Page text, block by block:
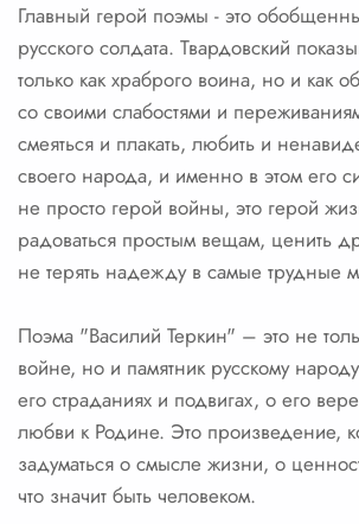
Главный герой поэмы - это
русского солдата. Твардовский
только как храброго воина, но и как
со своими слабостями и
смеяться и плакать, любить и
своего народа, и именно в этом его
не просто герой войны, это герой
радоваться простым вещам, ценить
не терять надежду в самые трудные
Поэма "Василий Теркин" – это не
войне, но и памятник русскому
его страданиях и подвигах, о его
любви к Родине. Это произведение,
задуматься о смысле жизни, о
что значит быть человеком.